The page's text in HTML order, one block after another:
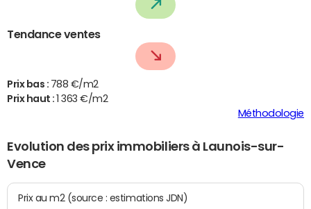
Tendance ventes
Prix bas : 788 €/m2
Prix haut :
1 363 €/m2
Méthodologie
Evolution des prix immobiliers à Launois-sur-
Vence
Prix au m2 (source : estimations JDN)